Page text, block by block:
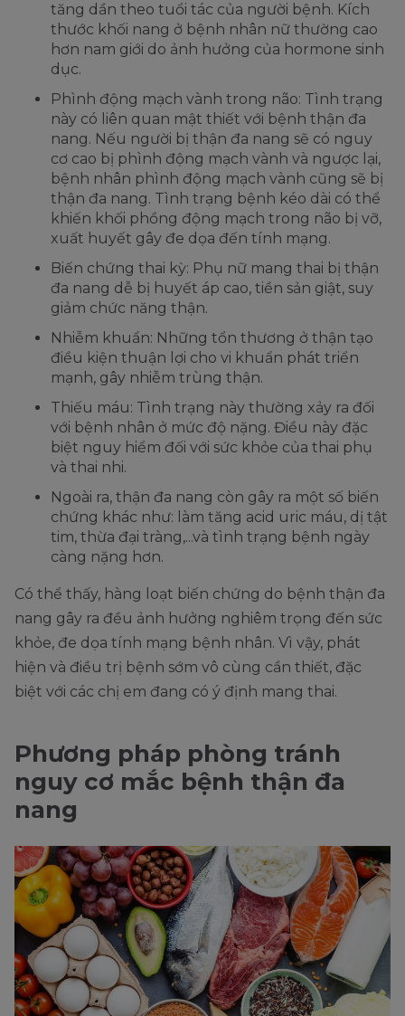
tăng dần theo tuổi tác của người bệnh. Kích
thước khối nang ở bệnh nhân nữ thường cao
hơn nam giới do ảnh hưởng của hormone sinh
dục.
Phình động mạch vành trong não: Tình trạng
này có liên quan mật thiết với bệnh thận đa
nang. Nếu người bị thận đa nang sẽ có nguy
cơ cao bị phình động mạch vành và ngược lại,
bệnh nhân phình động mạch vành cũng sẽ bị
thận đa nang. Tình trạng bệnh kéo dài có thể
khiến khối phồng động mạch trong não bị vỡ,
xuất huyết gây đe dọa đến tính mạng.
Biến chứng thai kỳ: Phụ nữ mang thai bị thận
đa nang dễ bị huyết áp cao, tiền sản giật, suy
giảm chức năng thận.
Nhiễm khuẩn: Những tổn thương ở thận tạo
điều kiện thuận lợi cho vi khuẩn phát triển
mạnh, gây nhiễm trùng thận.
Thiếu máu: Tình trạng này thường xảy ra đối
với bệnh nhân ở mức độ nặng. Điều này đặc
biệt nguy hiểm đối với sức khỏe của thai phụ
và thai nhi.
Ngoài ra, thận đa nang còn gây ra một số biến
chứng khác như: làm tăng acid uric máu, dị tật
tim, thừa đại tràng,...và tình trạng bệnh ngày
càng nặng hơn.
Có thể thấy, hàng loạt biến chứng do bệnh thận đa
nang gây ra đều ảnh hưởng nghiêm trọng đến sức
khỏe, đe dọa tính mạng bệnh nhân. Vì vậy, phát
hiện và điều trị bệnh sớm vô cùng cần thiết, đặc
biệt với các chị em đang có ý định mang thai.
Phương pháp phòng tránh
nguy cơ mắc bệnh thận đa
nang